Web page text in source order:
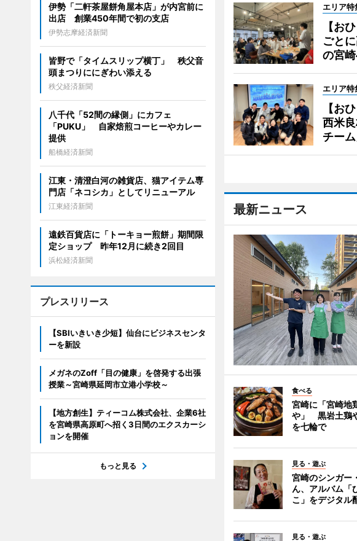
エリア特
【お
ごと
の宮
エリア特
【お
西米
チー
最新ニュース
食べる
宮崎に「宮崎地
や」 黒岩土鶏
を七輪で
見る・遊ぶ
宮崎のシンガー
ん、アルバム「
こ」をデジタル
見る・遊ぶ
伊勢「二軒茶屋餅角屋本店」が内宮前に
出店 創業450年間で初の支店
伊勢志摩経済新聞
皆野で「タイムスリップ横丁」 秩父音
頭まつりににぎわい添える
秩父経済新聞
八千代「52間の縁側」にカフェ
「PUKU」 自家焙煎コーヒーやカレー
提供
船橋経済新聞
江東・清澄白河の雑貨店、猫アイテム専
門店「ネコシカ」としてリニューアル
江東経済新聞
遠鉄百貨店に「トーキョー煎餅」期間限
定ショップ 昨年12月に続き2回目
浜松経済新聞
プレスリリース
【SBIいきいき少短】仙台にビジネスセンタ
ーを新設
メガネのZoff「目の健康」を啓発する出張
授業～宮崎県延岡市立港小学校～
【地方創生】ティーコム株式会社、企業6社
を宮崎県高原町へ招く3日間のエクスカーシ
ョンを開催
もっと見る